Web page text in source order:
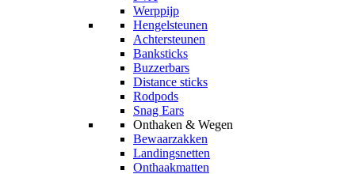
Werppijp
Hengelsteunen
Achtersteunen
Banksticks
Buzzerbars
Distance sticks
Rodpods
Snag Ears
Onthaken & Wegen
Bewaarzakken
Landingsnetten
Onthaakmatten